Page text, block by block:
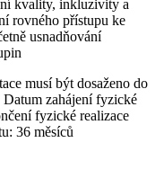
kvality, inkluzivity a
rovného přístupu ke
usnadňování
musí být dosaženo do
zahájení fyzické
fyzické realizace
36 měsíců